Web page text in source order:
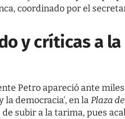
coordinado por el
y críticas a
Petro apareció ante
democracia’, en laPlaza
subir a la tarima, pues